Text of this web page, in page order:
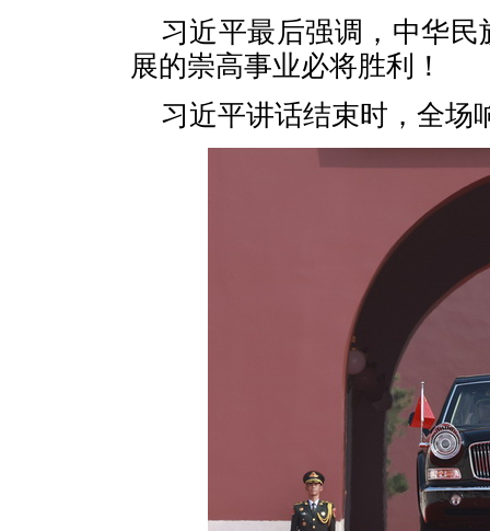
习近平最后强调，中华
展的崇高事业必将胜利！
习近平讲话结束时，全场